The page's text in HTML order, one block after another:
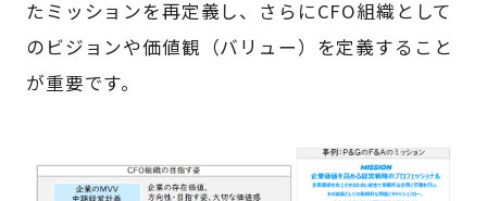
たミッションを再定義し、さらにCFO組織として
のビジョンや価値観（バリュー）を定義すること
が重要です。